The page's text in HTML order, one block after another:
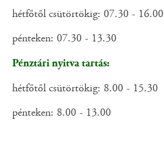
hétfőtől csütörtökig: 07.30 - 16.00
pénteken: 07.30 - 13.30
Pénztári nyitva tartás:
hétfőtől csütörtökig: 8.00 - 15.30
pénteken: 8.00 - 13.00